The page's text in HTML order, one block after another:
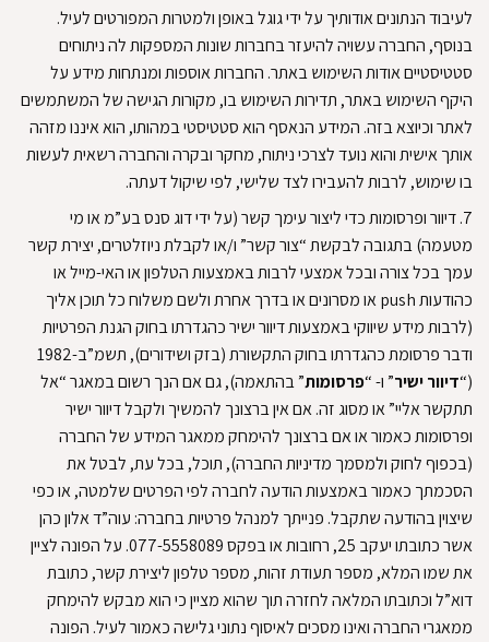
לעיבוד הנתונים אודותיך על ידי גוגל באופן ולמטרות המפורטים לעיל.
בנוסף, החברה עשויה להיעזר בחברות שונות המספקות לה ניתוחים
סטטיסטיים אודות השימוש באתר. החברות אוספות ומנתחות מידע על
היקף השימוש באתר, תדירות השימוש בו, מקורות הגישה של המשתמשים
לאתר וכיוצא בזה. המידע הנאסף הוא סטטיסטי במהותו, הוא איננו מזהה
אותך אישית והוא נועד לצרכי ניתוח, מחקר ובקרה והחברה רשאית לעשות
בו שימוש, לרבות להעבירו לצד שלישי, לפי שיקול דעתה.
7. דיוור ופרסומותכדי ליצור עימך קשר (על ידי דוג סנס בע”מ או מי
מטעמה) בתגובה לבקשת “צור קשר” ו/או לקבלת ניוזלטרים, יצירת קשר
עמך בכל צורה ובכל אמצעי לרבות באמצעות הטלפון או האי-מייל או
כהודעות push או מסרונים או בדרך אחרת ולשם משלוח כל תוכן אליך
(לרבות מידע שיווקי באמצעות דיוור ישיר כהגדרתו בחוק הגנת הפרטיות
ודבר פרסומת כהגדרתו בחוק התקשורת (בזק ושידורים), תשמ”ב-1982
(“דיוור ישיר” ו- “פרסומות” בהתאמה), גם אם הנך רשום במאגר “אל
תתקשר אליי” או מסוג זה.אם אין ברצונך להמשיך ולקבל דיוור ישיר
ופרסומות כאמור או אם ברצונך להימחק ממאגר המידע של החברה
(בכפוף לחוק ולמסמך מדיניות החברה), תוכל, בכל עת, לבטל את
הסכמתך כאמור באמצעות הודעה לחברה לפי הפרטים שלמטה, או כפי
שיצוין בהודעה שתקבל. פנייתך למנהל פרטיות בחברה: עוה”ד אלון כהן
אשר כתובתו יעקב 25, רחובות או בפקס 077-5558089
. על הפונה לציין
את שמו המלא, מספר תעודת זהות, מספר טלפון ליצירת קשר, כתובת
דוא”ל וכתובתו המלאה לחזרה תוך שהוא מציין כי הוא מבקש להימחק
ממאגרי החברה ואינו מסכים לאיסוף נתוני גלישה כאמור לעיל. הפונה